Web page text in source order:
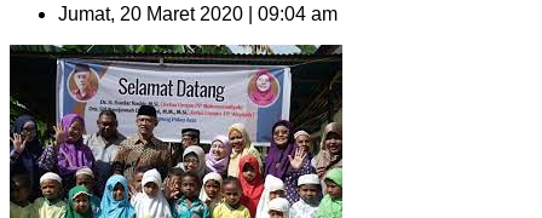
Jumat, 20 Maret 2020 | 09:04 am